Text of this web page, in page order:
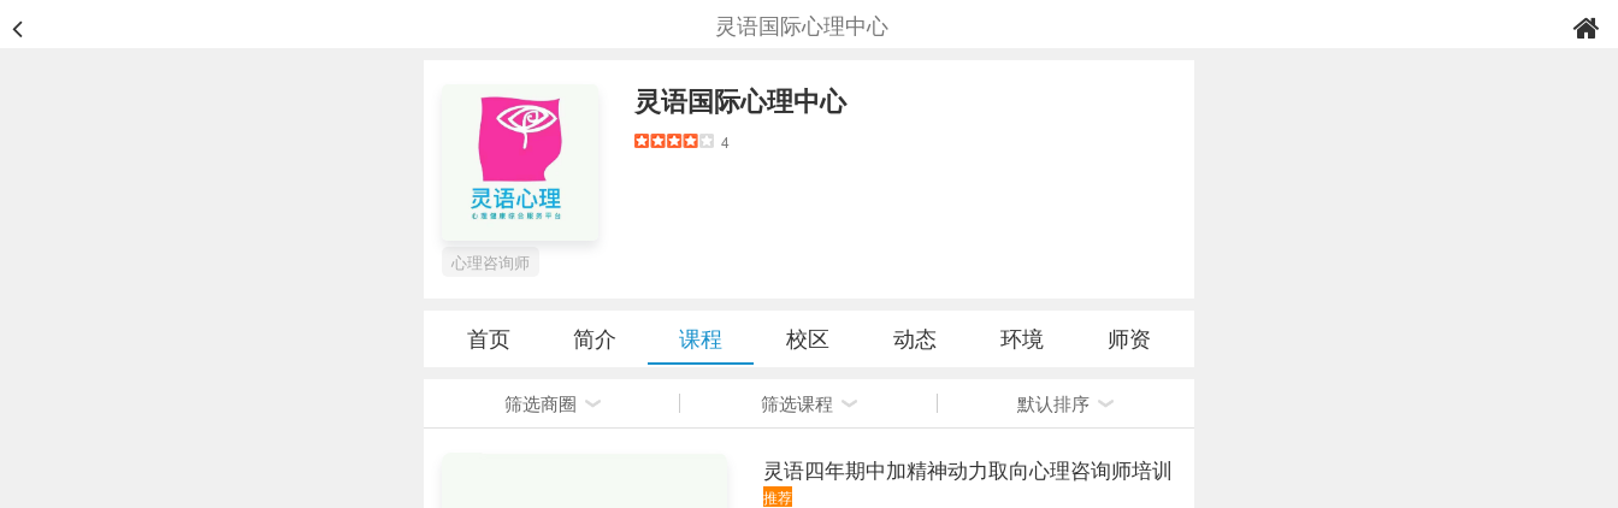
灵语国际心理中心
灵语国际心理中心
4
心理咨询师
首页 简介 课程 校区 动态 环境 师资
筛选商圈 筛选课程 默认排序
灵语四年期中加精神动力取向心理咨询师培训
推荐